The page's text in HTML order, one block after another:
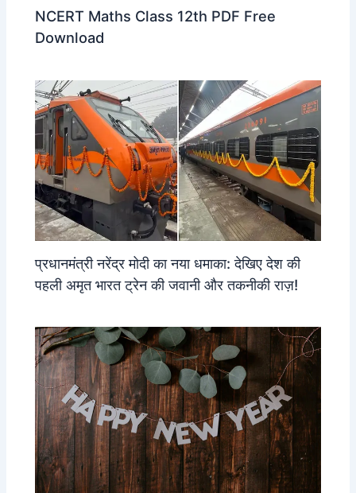
NCERT Maths Class 12th PDF Free
Download
प्रधानमंत्री नरेंद्र मोदी का नया धमाका: देखिए देश की
पहली अमृत भारत ट्रेन की जवानी और तकनीकी राज़!